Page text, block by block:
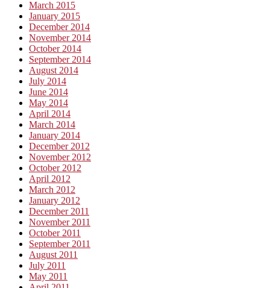
March 2015
January 2015
December 2014
November 2014
October 2014
September 2014
August 2014
July 2014
June 2014
May 2014
April 2014
March 2014
January 2014
December 2012
November 2012
October 2012
April 2012
March 2012
January 2012
December 2011
November 2011
October 2011
September 2011
August 2011
July 2011
May 2011